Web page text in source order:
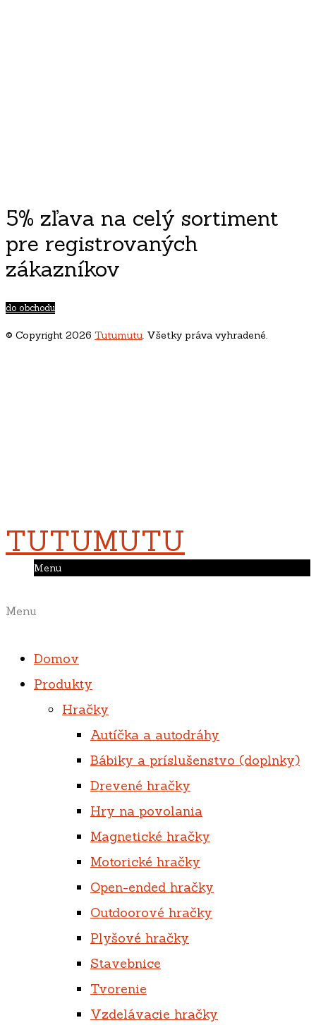
5% zľava na celý sortiment
pre registrovaných
zákazníkov
do obchodu
© Copyright 2026 Tutumutu. Všetky práva vyhradené.
TUTUMUTU
Menu
Menu
Domov
Produkty
Hračky
Autíčka a autodráhy
Bábiky a príslušenstvo (doplnky)
Drevené hračky
Hry na povolania
Magnetické hračky
Motorické hračky
Open-ended hračky
Outdoorové hračky
Plyšové hračky
Stavebnice
Tvorenie
Vzdelávacie hračky